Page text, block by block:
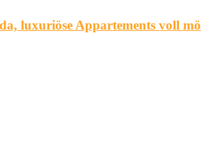
luxuriöse Appartements voll